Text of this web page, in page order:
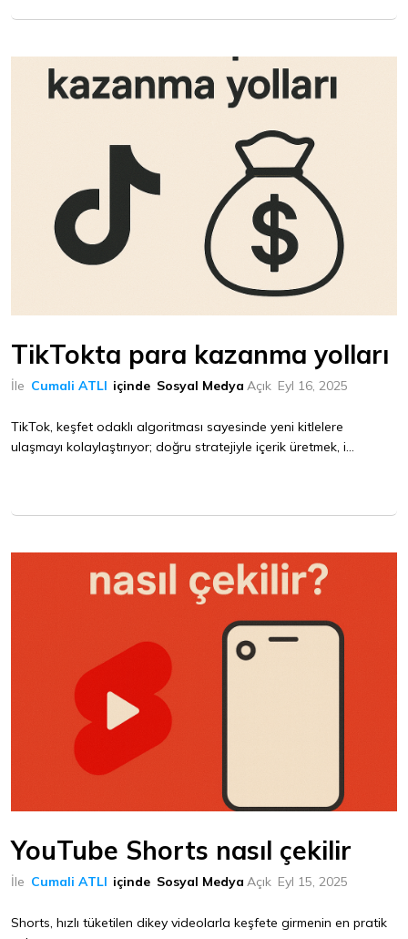
TikTokta para kazanma yolları
İle Cumali ATLI içinde Sosyal Medya Açık Eyl 16, 2025
TikTok, keşfet odaklı algoritması sayesinde yeni kitlelere
ulaşmayı kolaylaştırıyor; doğru stratejiyle içerik üretmek, i...
YouTube Shorts nasıl çekilir
İle Cumali ATLI içinde Sosyal Medya Açık Eyl 15, 2025
Shorts, hızlı tüketilen dikey videolarla keşfete girmenin en pratik